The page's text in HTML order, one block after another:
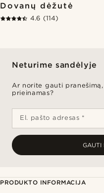
Dovanų dėžutė
4.6 (114)
Neturime sandėlyje
Ar norite gauti
prieinamas?
El. pašto adresas *
GAUTI
PRODUKTO INFORMACIJA